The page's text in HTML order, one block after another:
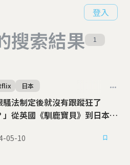
登入
搜索結果 1
騷法制定後就沒有跟蹤狂了
」從英國《馴鹿寶貝》到日本桶
日本
05-10